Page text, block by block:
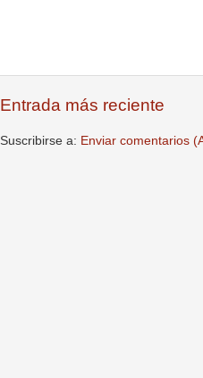
Entrada más reciente
Suscribirse a: Enviar comentarios